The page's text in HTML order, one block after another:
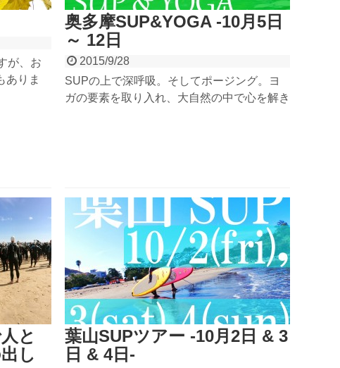
が、お
ありま
奥多摩SUP&YOGA -10月5日
～ 12日
2015/9/28
SUPの上で深呼吸。そしてポージング。ヨ
ガの要素を取り入れ、大自然の中で心を解き
と
し
葉山SUPツアー -10月2日 & 3
日 & 4日-